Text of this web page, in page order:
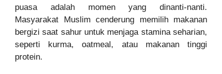
puasa adalah momen yang dinanti-nanti.
Masyarakat Muslim cenderung memilih makanan
bergizi saat sahur untuk menjaga stamina seharian,
seperti kurma, oatmeal, atau makanan tinggi
protein.